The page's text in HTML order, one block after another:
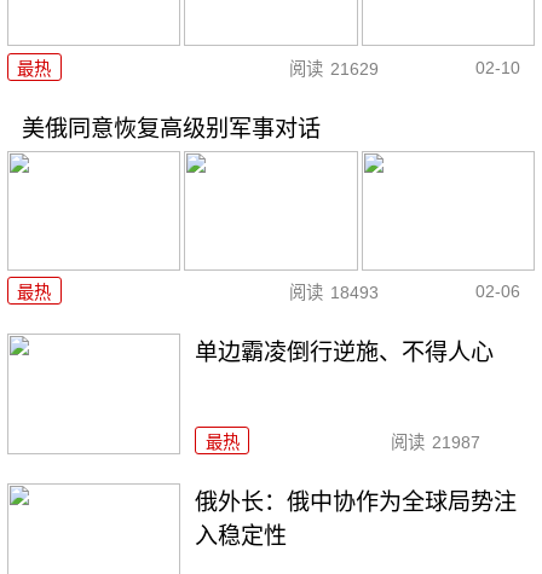
最热 阅读 21629 02-10
美俄同意恢复高级别军事对话
最热 阅读 18493 02-06
单边霸凌倒行逆施、不得人心
最热 阅读 21987
俄外长：俄中协作为全球局势注
入稳定性